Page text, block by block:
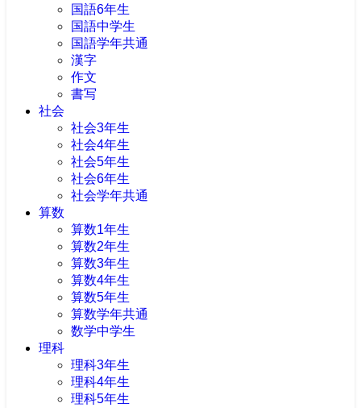
国語6年生
国語中学生
国語学年共通
漢字
作文
書写
社会
社会3年生
社会4年生
社会5年生
社会6年生
社会学年共通
算数
算数1年生
算数2年生
算数3年生
算数4年生
算数5年生
算数学年共通
数学中学生
理科
理科3年生
理科4年生
理科5年生